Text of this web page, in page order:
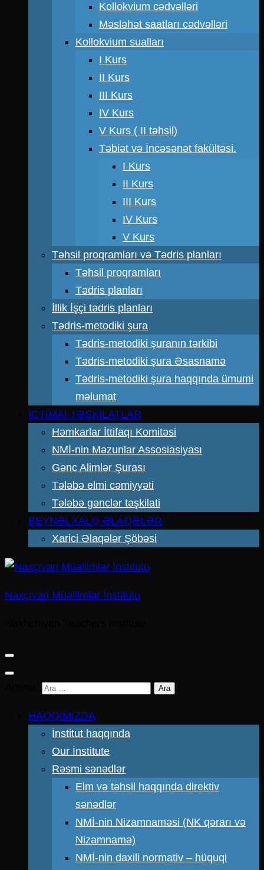
Kollokvium cədvəlləri
Məsləhət saatları cədvəlləri
Kollokvium sualları
I Kurs
II Kurs
III Kurs
IV Kurs
V Kurs ( II təhsil)
Təbiət və İncəsənət fakültəsi.
I Kurs
II Kurs
III Kurs
IV Kurs
V Kurs
Təhsil proqramları və Tədris planları
Təhsil proqramları
Tədris planları
İllik İşçi tədris planları
Tədris-metodiki şura
Tədris-metodiki şuranın tərkibi
Tədris-metodiki şura Əsasnamə
Tədris-metodiki şura haqqında ümumi
məlumat
İCTİMAİ TƏŞKİLATLAR
Həmkarlar İttifaqı Komitəsi
NMİ-nin Məzunlar Assosiasiyası
Gənc Alimlər Şurası
Tələbə elmi cəmiyyəti
Tələbə gənclər təşkilati
BEYNƏLXALQ ƏLAQƏLƏR
Xarici Əlaqələr Şöbəsi
Naxçıvan Müəllimlər İnstitutu
HAQQIMIZDA
İnstitut haqqında
Our İnstitute
Rəsmi sənədlər
Elm və təhsil haqqında direktiv
sənədlər
NMİ-nin Nizamnaməsi (NK qərarı və
Nizamnamə)
NMİ-nin daxili normativ – hüquqi